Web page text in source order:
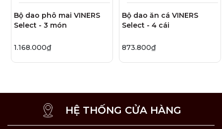
1 Nĩa phô mai (12.6cm) dùng để gắp trực tiếp và
phục vụ phô mai đã được cắt.
1 Khay đựng phô mai bằng đá (25 x 20 x 1.5 cm) để
1 Giá cắm dao nam châm để bảo quản dao an toàn.
Bộ dao phô mai VINERS
Select - 3 món
1.168.000₫
Bộ dao ăn cá VINERS
Select - 4 cái
873.800₫
HỆ THỐNG CỬA HÀNG